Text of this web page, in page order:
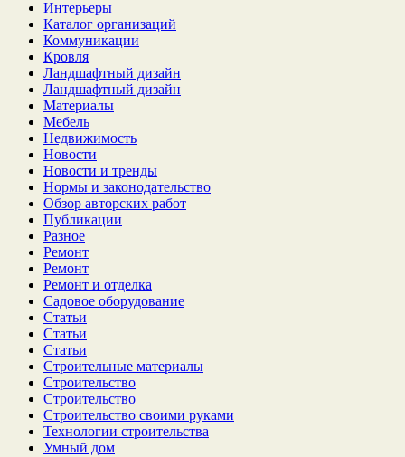
Интерьеры
Каталог организаций
Коммуникации
Кровля
Ландшафтный дизайн
Ландшафтный дизайн
Материалы
Мебель
Недвижимость
Новости
Новости и тренды
Нормы и законодательство
Обзор авторских работ
Публикации
Разное
Ремонт
Ремонт
Ремонт и отделка
Садовое оборудование
Статьи
Статьи
Статьи
Строительные материалы
Строительство
Строительство
Строительство своими руками
Технологии строительства
Умный дом